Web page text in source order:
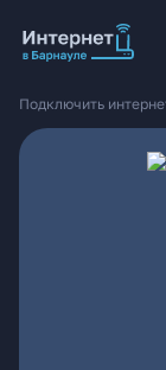
Подключить